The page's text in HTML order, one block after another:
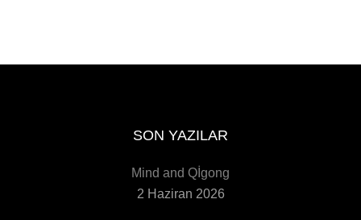
SON YAZILAR
Mind and Qİgong
2 Haziran 2026